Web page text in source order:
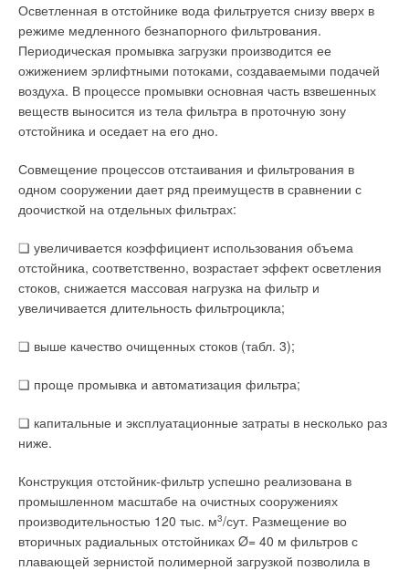
Осветленная в отстойнике вода фильтруется снизу вверх в
режиме медленного безнапорного фильтрования.
Периодическая промывка загрузки производится ее
ожижением эрлифтными потоками, создаваемыми подачей
воздуха. В процессе промывки основная часть взвешенных
веществ выносится из тела фильтра в проточную зону
отстойника и оседает на его дно.
Совмещение процессов отстаивания и фильтрования в
одном сооружении дает ряд преимуществ в сравнении с
доочисткой на отдельных фильтрах:
❏ увеличивается коэффициент использования объема
отстойника, соответственно, возрастает эффект осветления
стоков, снижается массовая нагрузка на фильтр и
увеличивается длительность фильтроцикла;
❏ выше качество очищенных стоков (табл. 3);
❏ проще промывка и автоматизация фильтра;
❏ капитальные и эксплуатационные затраты в несколько раз
ниже.
Конструкция отстойник-фильтр успешно реализована в
промышленном масштабе на очистных сооружениях
производительностью 120 тыс. м3/сут. Размещение во
вторичных радиальных отстойниках Ø= 40 м фильтров с
плавающей зернистой полимерной загрузкой позволила в